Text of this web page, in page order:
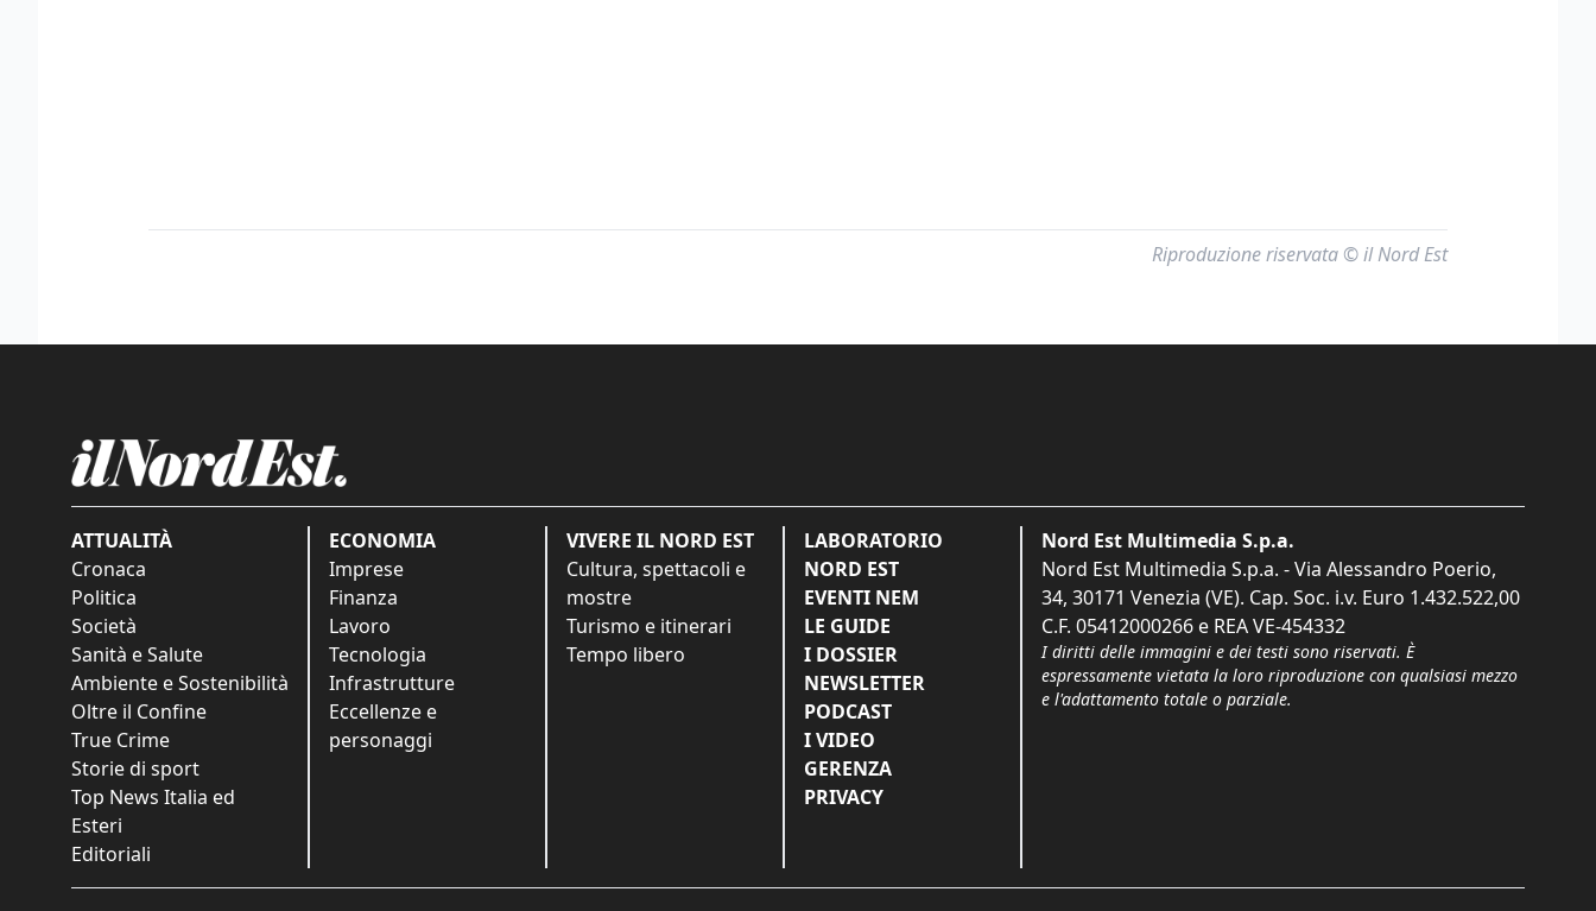
Riproduzione riservata © il Nord Est
ATTUALITÀ
Cronaca
Politica
Società
Sanità e Salute
Ambiente e Sostenibilità
Oltre il Confine
True Crime
Storie di sport
Top News Italia ed
Esteri
Editoriali
ECONOMIA
Imprese
Finanza
Lavoro
Tecnologia
Infrastrutture
Eccellenze e
personaggi
VIVERE IL NORD EST
Cultura, spettacoli e
mostre
Turismo e itinerari
Tempo libero
LABORATORIO
NORD EST
EVENTI NEM
LE GUIDE
I DOSSIER
NEWSLETTER
PODCAST
I VIDEO
GERENZA
PRIVACY
Nord Est Multimedia S.p.a.
Nord Est Multimedia S.p.a. - Via Alessandro Poerio,
34, 30171 Venezia (VE). Cap. Soc. i.v. Euro 1.432.522,00
C.F. 05412000266 e REA VE-454332
I diritti delle immagini e dei testi sono riservati. È
espressamente vietata la loro riproduzione con qualsiasi mezzo
e l'adattamento totale o parziale.